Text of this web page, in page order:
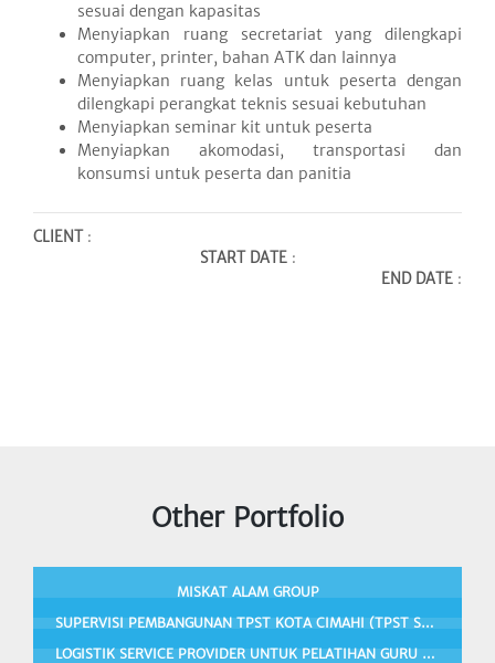
sesuai dengan kapasitas
Menyiapkan ruang secretariat yang dilengkapi
computer, printer, bahan ATK dan lainnya
Menyiapkan ruang kelas untuk peserta dengan
dilengkapi perangkat teknis sesuai kebutuhan
Menyiapkan seminar kit untuk peserta
Menyiapkan akomodasi, transportasi dan
konsumsi untuk peserta dan panitia
CLIENT:
START DATE:
END DATE :
Other Portfolio
MISKAT ALAM GROUP
SUPERVISI PEMBANGUNAN TPST KOTA CIMAHI (TPST SENTIONG, TPST LEBAK SAAT)
LOGISTIK SERVICE PROVIDER UNTUK PELATIHAN GURU DAN KEPALA MADRASAH DI DAERAH 3T